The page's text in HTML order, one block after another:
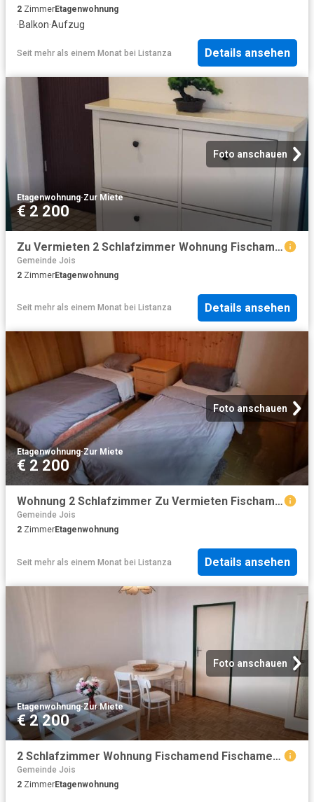
2 ZimmerEtagenwohnung
·Balkon·Aufzug
Seit mehr als einem Monat bei Listanza Details ansehen
Foto anschauen
Etagenwohnung·Zur Miete
€ 2 200
Zu Vermieten 2 Schlafzimmer Wohnung Fischamend Fischamend DS103324601
Gemeinde Jois
2 ZimmerEtagenwohnung
Seit mehr als einem Monat bei Listanza Details ansehen
Foto anschauen
Etagenwohnung·Zur Miete
€ 2 200
Wohnung 2 Schlafzimmer Zu Vermieten Fischamend Fischamend 2200 ES103324601
Gemeinde Jois
2 ZimmerEtagenwohnung
Seit mehr als einem Monat bei Listanza Details ansehen
Foto anschauen
Etagenwohnung·Zur Miete
€ 2 200
2 Schlafzimmer Wohnung Fischamend Fischamend 103324601
Gemeinde Jois
2 ZimmerEtagenwohnung